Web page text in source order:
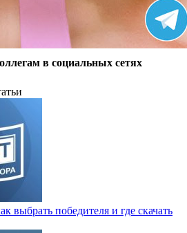
в социальных сетях
выбрать победителя и где скачать